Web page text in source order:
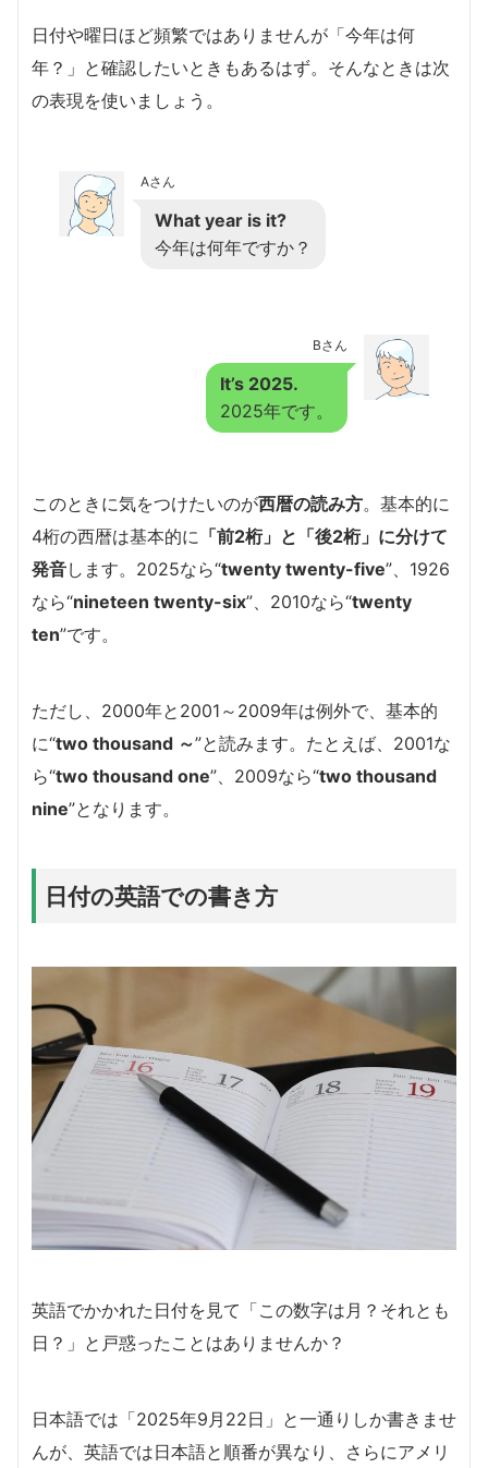
日付や曜日ほど頻繁ではありませんが「今年は何
年？」と確認したいときもあるはず。そんなときは次
の表現を使いましょう。
Aさん
What year is it?
今年は何年ですか？
Bさん
It’s 2025.
2025年です。
このときに気をつけたいのが西暦の読み方。基本的に
4桁の西暦は基本的に 「前2桁」と「後2桁」に分けて
発音します。2025なら“twenty twenty-five”、1926
なら“nineteen twenty-six”、2010なら“twenty
ten”です。
ただし、2000年と2001～2009年は例外で、基本的
に“two thousand ～”と読みます。たとえば、2001な
ら“two thousand one”、2009なら“two thousand
nine”となります。
日付の英語での書き方
英語でかかれた日付を見て「この数字は月？それとも
日？」と戸惑ったことはありませんか？
日本語では「2025年9月22日」と一通りしか書きませ
んが、英語では日本語と順番が異なり、さらにアメリ